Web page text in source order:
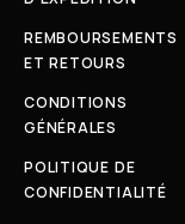
REMBOURSEMENTS
ET RETOURS
CONDITIONS
GÉNÉRALES
POLITIQUE DE
CONFIDENTIALITÉ